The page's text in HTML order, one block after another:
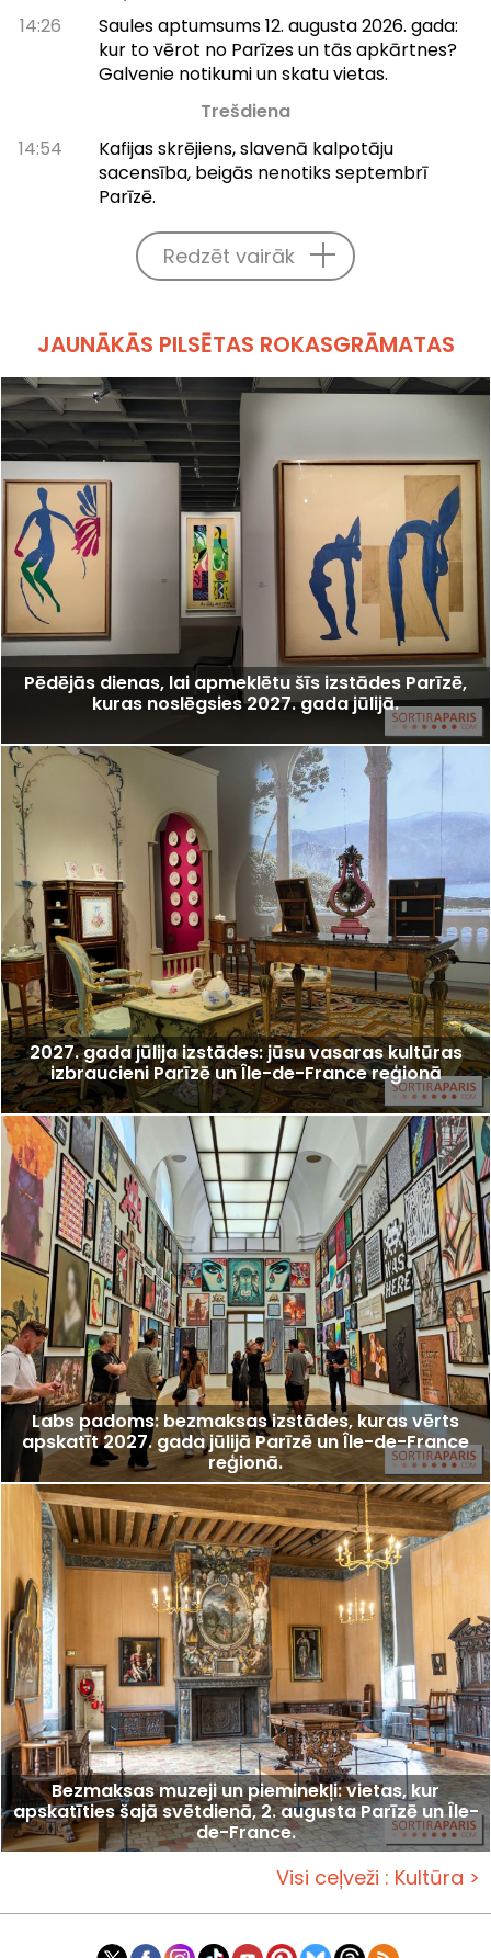
14:26
Saules aptumsums 12. augusta 2026. gada:
kur to vērot no Parīzes un tās apkārtnes?
Galvenie notikumi un skatu vietas.
Trešdiena
14:54
Kafijas skrējiens, slavenā kalpotāju
sacensība, beigās nenotiks septembrī
Parīzē.
Redzēt vairāk
JAUNĀKĀS PILSĒTAS ROKASGRĀMATAS
Pēdējās dienas, lai apmeklētu šīs izstādes Parīzē,
kuras noslēgsies 2027. gada jūlijā.
2027. gada jūlija izstādes: jūsu vasaras kultūras
izbraucieni Parīzē un Île-de-France reģionā
Labs padoms: bezmaksas izstādes, kuras vērts
apskatīt 2027. gada jūlijā Parīzē un Île-de-France
reģionā.
Bezmaksas muzeji un pieminekļi: vietas, kur
apskatīties šajā svētdienā, 2. augusta Parīzē un Île-
de-France.
Visi ceļveži : Kultūra >